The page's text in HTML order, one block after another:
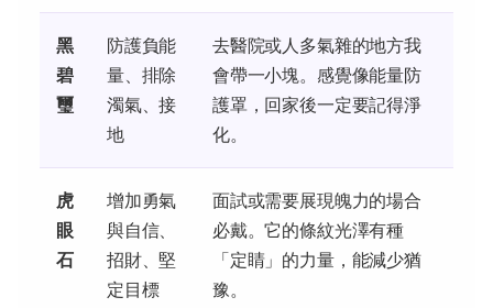
黑
碧
璽
防護負能
量、排除
濁氣、接
地
去醫院或人多氣雜的地方我
會帶一小塊。感覺像能量防
護罩，回家後一定要記得淨
化。
虎
眼
石
增加勇氣
與自信、
招財、堅
定目標
面試或需要展現魄力的場合
必戴。它的條紋光澤有種
「定睛」的力量，能減少猶
豫。